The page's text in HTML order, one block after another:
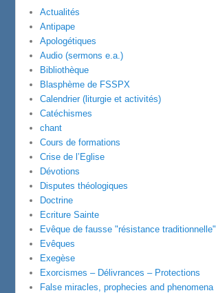
Actualités
Antipape
Apologétiques
Audio (sermons e.a.)
Bibliothèque
Blasphème de FSSPX
Calendrier (liturgie et activités)
Catéchismes
chant
Cours de formations
Crise de l’Eglise
Dévotions
Disputes théologiques
Doctrine
Ecriture Sainte
Evêque de fausse "résistance traditionnelle"
Evêques
Exegèse
Exorcismes – Délivrances – Protections
False miracles, prophecies and phenomena